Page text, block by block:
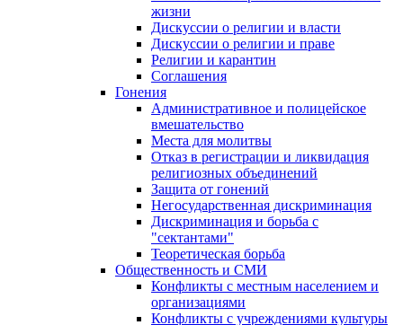
жизни
Дискуссии о религии и власти
Дискуссии о религии и праве
Религии и карантин
Соглашения
Гонения
Административное и полицейское
вмешательство
Места для молитвы
Отказ в регистрации и ликвидация
религиозных объединений
Защита от гонений
Негосударственная дискриминация
Дискриминация и борьба с
"сектантами"
Теоретическая борьба
Общественность и СМИ
Конфликты с местным населением и
организациями
Конфликты с учреждениями культуры